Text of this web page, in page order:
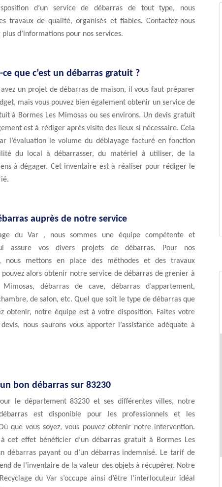
d’un service de débarras de tout type, nous
travaux de qualité, organisés et fiables. Contactez-nous
plus d’informations pour nos services.
que c’est un débarras gratuit ?
avez un projet de débarras de maison, il vous faut préparer
mais vous pouvez bien également obtenir un service de
à Bormes Les Mimosas ou ses environs. Un devis gratuit
est à rédiger après visite des lieux si nécessaire. Cela
l’évaluation le volume du déblayage facturé en fonction
du local à débarrasser, du matériel à utiliser, de la
à dégager. Cet inventaire est à réaliser pour rédiger le
auprès de notre service
du Var , nous sommes une équipe compétente et
assure vos divers projets de débarras. Pour nos
nous mettons en place des méthodes et des travaux
pouvez alors obtenir notre service de débarras de grenier à
Mimosas, débarras de cave, débarras d’appartement,
de salon, etc. Quel que soit le type de débarras que
obtenir, notre équipe est à votre disposition. Faites votre
nous saurons vous apporter l’assistance adéquate à
bon débarras sur 83230
le département 83230 et ses différentes villes, notre
est disponible pour les professionnels et les
que vous soyez, vous pouvez obtenir notre intervention.
à cet effet bénéficier d’un débarras gratuit à Bormes Les
débarras payant ou d’un débarras indemnisé. Le tarif de
de l’inventaire de la valeur des objets à récupérer. Notre
du Var s’occupe ainsi d’être l’interlocuteur idéal